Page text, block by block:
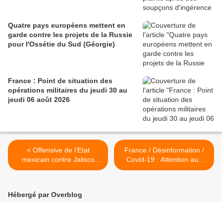
Quatre pays européens mettent en
garde contre les projets de la Russie
pour l'Ossétie du Sud (Géorgie)
France : Point de situation des
opérations militaires du jeudi 30 au
jeudi 06 août 2026
< Offensive de l'Etat
mexicain contre Jalisco
Nouvelle Generation, le
pays.
France / Désinformation /
Covid-19 : Attention aux
nombreuses Fake News de
Hébergé par Overblog